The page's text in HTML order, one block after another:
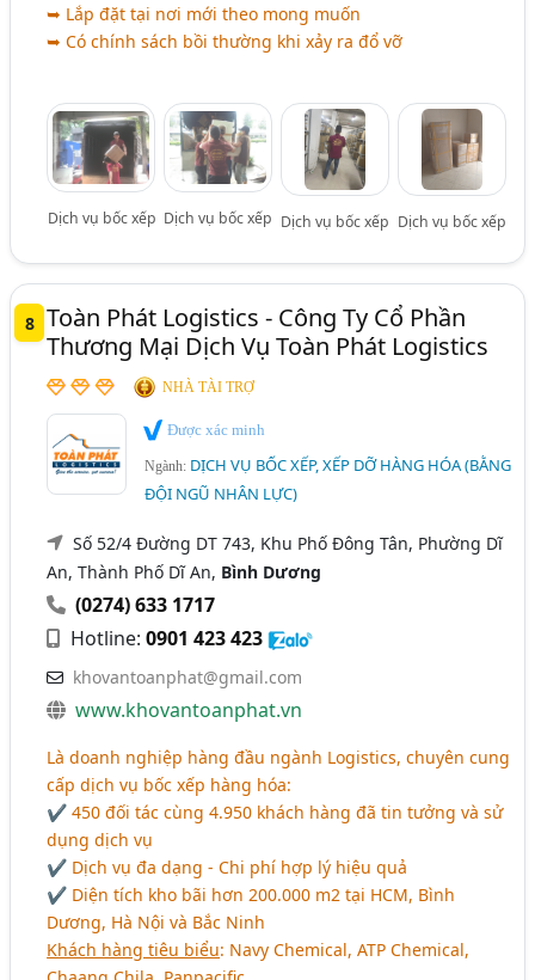
➥ Lắp đặt tại nơi mới theo mong muốn
➥ Có chính sách bồi thường khi xảy ra đổ vỡ
Dịch vụ bốc xếp Dịch vụ bốc xếp Dịch vụ bốc xếp Dịch vụ bốc xếp
8 Toàn Phát Logistics - Công Ty Cổ Phần
Thương Mại Dịch Vụ Toàn Phát Logistics
NHÀ TÀI TRỢ
Được xác minh
Ngành: DỊCH VỤ BỐC XẾP, XẾP DỠ HÀNG HÓA (BẰNG
ĐỘI NGŨ NHÂN LỰC)
Số 52/4 Đường DT 743, Khu Phố Đông Tân, Phường Dĩ
An, Thành Phố Dĩ An, Bình Dương
(0274) 633 1717
Hotline:0901 423 423
khovantoanphat@gmail.com
www.khovantoanphat.vn
Là doanh nghiệp hàng đầu ngành Logistics, chuyên cung
cấp dịch vụ bốc xếp hàng hóa:
✔ 450 đối tác cùng 4.950 khách hàng đã tin tưởng và sử
dụng dịch vụ
✔ Dịch vụ đa dạng - Chi phí hợp lý hiệu quả
✔ Diện tích kho bãi hơn 200.000 m2 tại HCM, Bình
Dương, Hà Nội và Bắc Ninh
Khách hàng tiêu biểu: Navy Chemical, ATP Chemical,